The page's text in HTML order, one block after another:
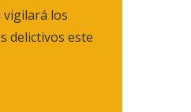
vigilará los
delictivos este